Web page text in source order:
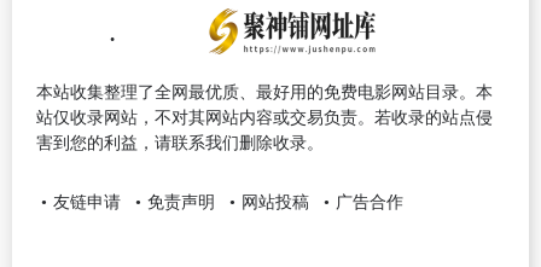
本站收集整理了全网最优质、最好用的免费电影网站目录。本
站仅收录网站，不对其网站内容或交易负责。若收录的站点侵
害到您的利益，请联系我们删除收录。
友链申请 免责声明 网站投稿 广告合作